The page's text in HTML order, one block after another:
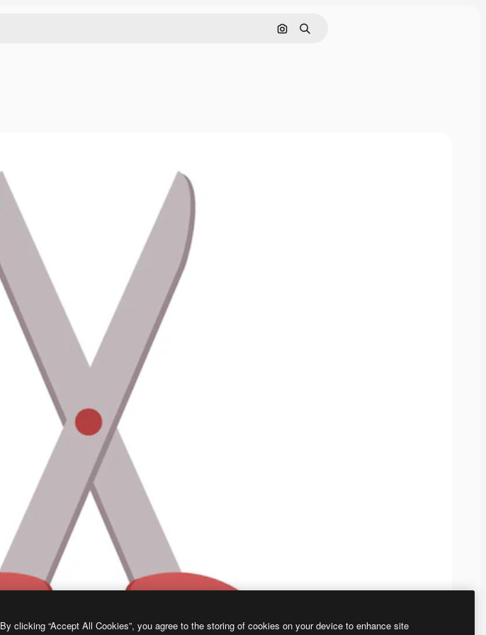
画像で検索
検索
By clicking “Accept All Cookies”, you agree to the storing of cookies on your device to enhance site